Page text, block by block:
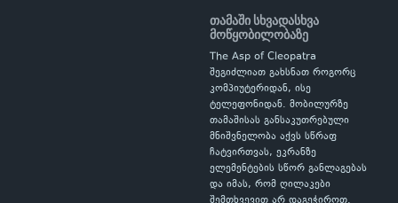
თამაში სხვადასხვა
მოწყობილობაზე
The Asp of Cleopatra
შეგიძლიათ გახსნათ როგორც
კომპიუტერიდან, ისე
ტელეფონიდან. მობილურზე
თამაშისას განსაკუთრებული
მნიშვნელობა აქვს სწრაფ
ჩატვირთვას, ეკრანზე
ელემენტების სწორ განლაგებას
და იმას, რომ ღილაკები